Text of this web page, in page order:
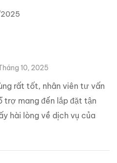
10, 2025
rất tốt, nhân viên tư vấn
trợ mang đến lắp đặt tận
hài lòng về dịch vụ của